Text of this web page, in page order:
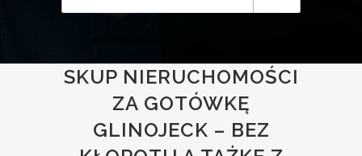
SKUP NIERUCHOMOŚCI
ZA GOTÓWKĘ
GLINOJECK – BEZ